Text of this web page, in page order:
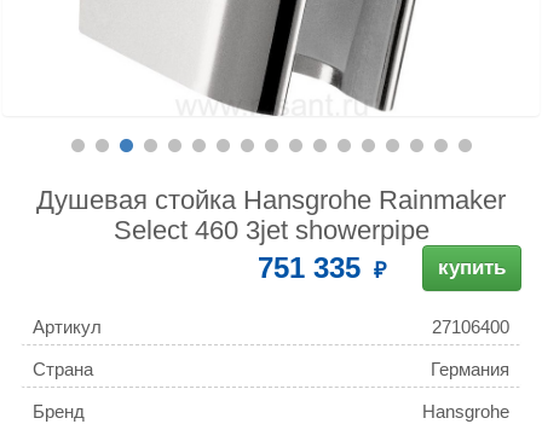
Душевая стойка Hansgrohe Rainmaker
Select 460 3jet showerpipe
751 335 купить
Артикул 27106400
Страна Германия
Бренд Hansgrohe